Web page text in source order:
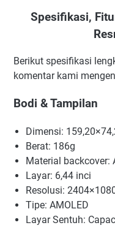
Spesifikasi,
Berikut spesifikasi
komentar kami
Bodi & Tampilan
Dimensi:
Berat: 186g
Material backcover:
Layar: 6,44 inci
Resolusi:
Tipe: AMOLED
Layar Sentuh: